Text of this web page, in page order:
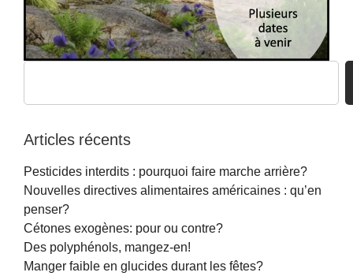
Articles récents
Pesticides interdits : pourquoi faire marche arrière?
Nouvelles directives alimentaires américaines : qu’en
penser?
Cétones exogènes: pour ou contre?
Des polyphénols, mangez-en!
Manger faible en glucides durant les fêtes?